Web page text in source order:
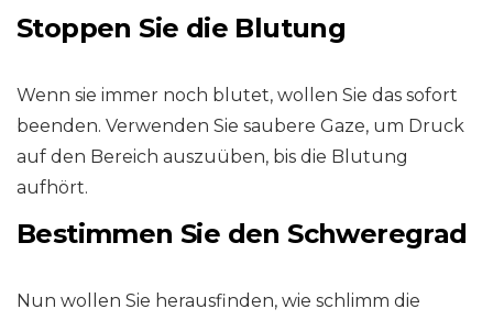
Stoppen Sie die Blutung
Wenn sie immer noch blutet, wollen Sie das sofort
beenden. Verwenden Sie saubere Gaze, um Druck
auf den Bereich auszuüben, bis die Blutung
aufhört.
Bestimmen Sie den Schweregrad
Nun wollen Sie herausfinden, wie schlimm die